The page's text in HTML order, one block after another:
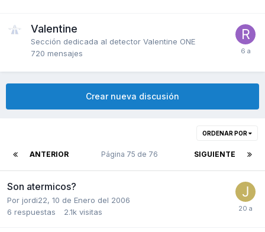
Valentine
Sección dedicada al detector Valentine ONE
720 mensajes
Crear nueva discusión
ORDENAR POR
ANTERIOR SIGUIENTE
Página 75 de 76
Son atermicos?
Por jordi22, 10 de Enero del 2006
6 respuestas 2.1k visitas